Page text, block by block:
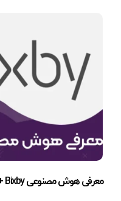
معرفی هوش مصنوعی Bixby + بررسی 6 قابلیت آن